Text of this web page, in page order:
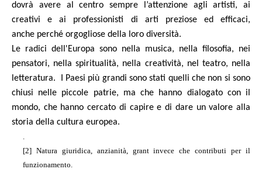
dovrà avere al centro sempre l’attenzione agli artisti, ai
creativi e ai professionisti di arti preziose ed efficaci,
anche perché orgogliose della loro diversità.
Le radici dell'Europa sono nella musica, nella filosofia, nei
pensatori, nella spiritualità, nella creatività, nel teatro, nella
letteratura.
I Paesi più grandi sono stati quelli che non si sono
chiusi nelle piccole patrie, ma che hanno dialogato con il
mondo, che hanno cercato di capire e di dare un valore alla
storia della cultura europea.
.
[2] Natura giuridica, anzianità, grant invece che contributi per il
funzionamento.